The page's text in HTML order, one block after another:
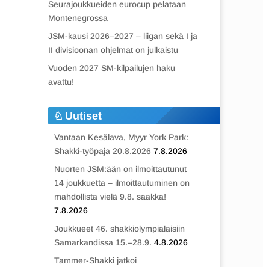
Seurajoukkueiden eurocup pelataan
Montenegrossa
JSM-kausi 2026–2027 – liigan sekä I ja
II divisioonan ohjelmat on julkaistu
Vuoden 2027 SM-kilpailujen haku
avattu!
Uutiset
Vantaan Kesälava, Myyr York Park:
Shakki-työpaja 20.8.2026 7.8.2026
Nuorten JSM:ään on ilmoittautunut
14 joukkuetta – ilmoittautuminen on
mahdollista vielä 9.8. saakka!
7.8.2026
Joukkueet 46. shakkiolympialaisiin
Samarkandissa 15.–28.9. 4.8.2026
Tammer-Shakki jatkoi